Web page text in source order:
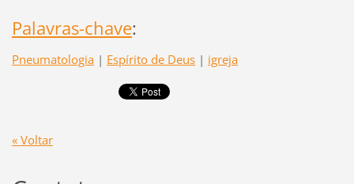
Palavras-chave:
Pneumatologia | Espírito de Deus | igreja
« Voltar